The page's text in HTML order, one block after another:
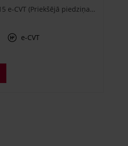
Style Edition 1.5 Hybrid 115 e-CVT (Priekšējā piedziņa) (68 kW)
e-CVT